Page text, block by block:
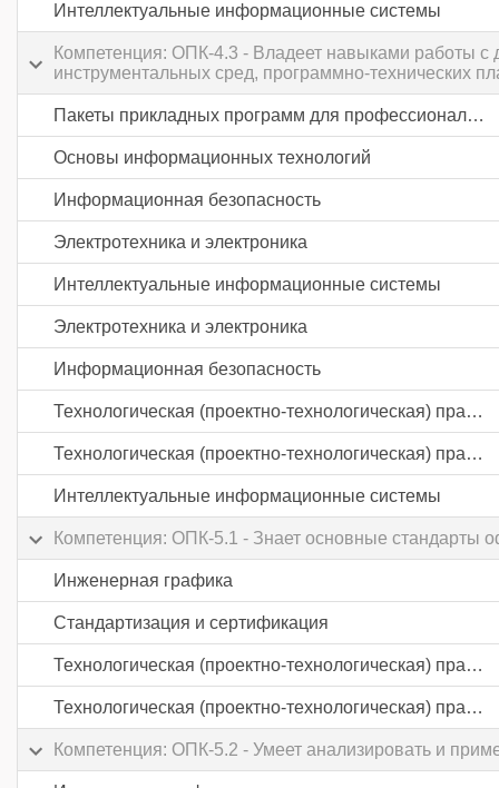
Интеллектуальные информационные системы
Компетенция: ОПК-4.3 - Владеет навыками работы
инструментальных сред, программно-технических
Пакеты прикладных программ для профессиональной деятельности
Основы информационных технологий
Информационная безопасность
Электротехника и электроника
Интеллектуальные информационные системы
Электротехника и электроника
Информационная безопасность
Технологическая (проектно-технологическая) практика
Технологическая (проектно-технологическая) практика
Интеллектуальные информационные системы
Компетенция: ОПК-5.1 - Знает основные стандарты
Инженерная графика
Стандартизация и сертификация
Технологическая (проектно-технологическая) практика
Технологическая (проектно-технологическая) практика
Компетенция: ОПК-5.2 - Умеет анализировать и